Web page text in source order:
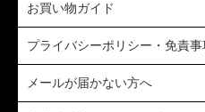
お買い物ガイド
プライバシーポリシー・免責事
メールが届かない方へ